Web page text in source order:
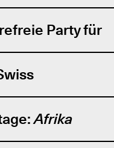
Party für
Afrika